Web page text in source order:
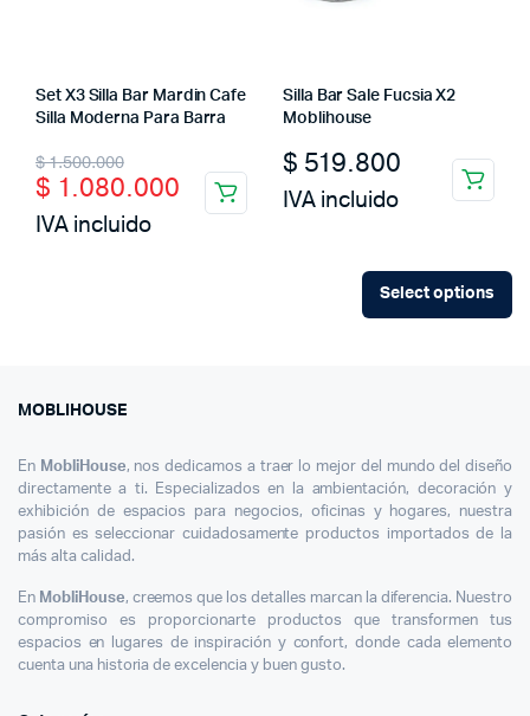
Set X3 Silla Bar Mardin Cafe
Silla Moderna Para Barra
$1.500.000
Original
price
was:
$ 1.080.000
Current
price
is:
IVA incluido
Silla Bar Sale Fucsia X2
Moblihouse
$ 519.800
IVA incluido
Select options
MOBLIHOUSE
En MobliHouse, nos dedicamos a traer lo mejor del mundo del diseño
directamente a ti. Especializados en la ambientación, decoración y
exhibición de espacios para negocios, oficinas y hogares, nuestra
pasión es seleccionar cuidadosamente productos importados de la
más alta calidad.
En MobliHouse, creemos que los detalles marcan la diferencia. Nuestro
compromiso es proporcionarte productos que transformen tus
espacios en lugares de inspiración y confort, donde cada elemento
cuenta una historia de excelencia y buen gusto.